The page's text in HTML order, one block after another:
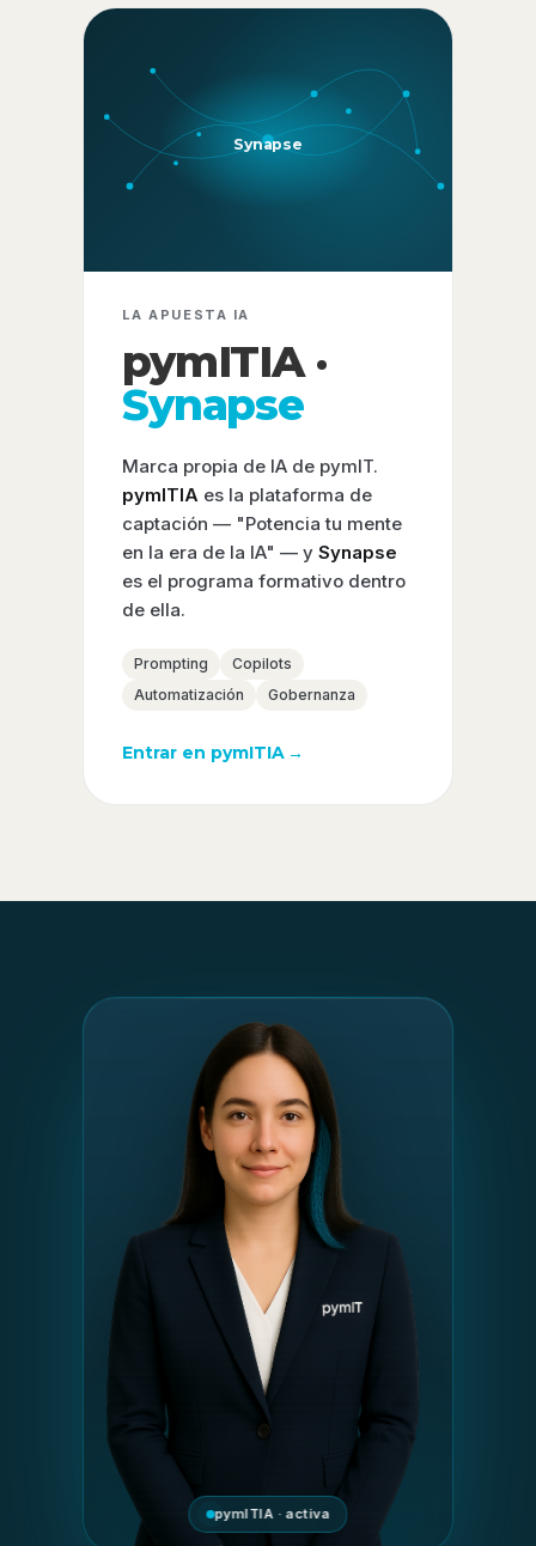
Synapse
LA APUESTA IA
pymITIA ·
Synapse
Marca propia de IA de pymIT.
pymITIA es la plataforma de
captación — "Potencia tu mente
en la era de la IA" — y Synapse
es el programa formativo dentro
de ella.
Prompting
Copilots
Automatización
Gobernanza
Entrar en pymITIA →
pymITIA · activa